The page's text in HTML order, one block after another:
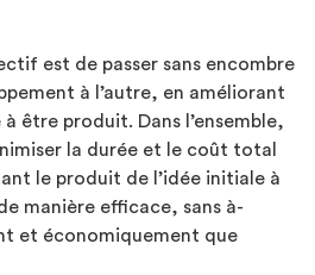
est de passer sans encombre
à l’autre, en améliorant
être produit. Dans l’ensemble,
la durée et le coût total
le produit de l’idée initiale à
manière efficace, sans à-
et économiquement que